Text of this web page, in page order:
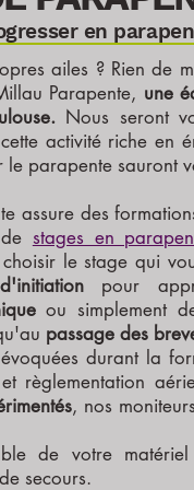
ailes ?Rien de
Parapente, une
Nous seront
activité riche en
parapente sauront
assure des
stages en
le stage qui
pour
ou simplement
passage des
durant la
règlementation
, nos
de votre
secours.
ser en